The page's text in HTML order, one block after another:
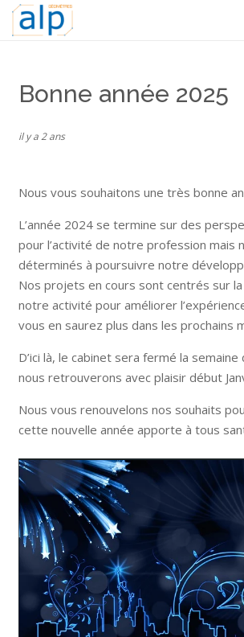
Bonne année 2025
il y a 2 ans
Nous vous souhaitons une très bonne
L’année 2024 se termine sur des
pour l’activité de notre profession mais
déterminés à poursuivre notre
Nos projets en cours sont centrés sur
notre activité pour améliorer
vous en saurez plus dans les prochains
D’ici là, le cabinet sera fermé la semaine
nous retrouverons avec plaisir début
Nous vous renouvelons nos souhaits
cette nouvelle année apporte à tous